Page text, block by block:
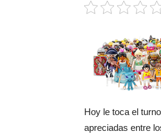
Hoy le toca el
apreciadas entre